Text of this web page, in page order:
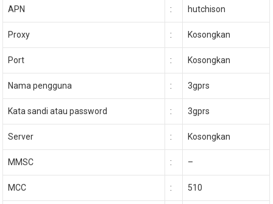
APN : hutchison
Proxy : Kosongkan
Port : Kosongkan
Nama pengguna : 3gprs
Kata sandi atau password : 3gprs
Server : Kosongkan
MMSC : –
MCC : 510